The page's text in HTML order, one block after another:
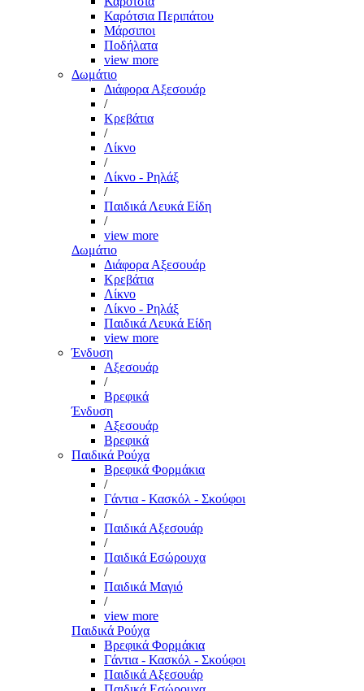
Καρότσια Περιπάτου
Μάρσιποι
Ποδήλατα
view more
Δωμάτιο
Διάφορα Αξεσουάρ
/
Κρεβάτια
/
Λίκνο
/
Λίκνο - Ρηλάξ
/
Παιδικά Λευκά Είδη
/
view more
Δωμάτιο
Διάφορα Αξεσουάρ
Κρεβάτια
Λίκνο
Λίκνο - Ρηλάξ
Παιδικά Λευκά Είδη
view more
Ένδυση
Αξεσουάρ
/
Βρεφικά
Ένδυση
Αξεσουάρ
Βρεφικά
Παιδικά Ρούχα
Βρεφικά Φορμάκια
/
Γάντια - Κασκόλ - Σκούφοι
/
Παιδικά Αξεσουάρ
/
Παιδικά Εσώρουχα
/
Παιδικά Μαγιό
/
view more
Παιδικά Ρούχα
Βρεφικά Φορμάκια
Γάντια - Κασκόλ - Σκούφοι
Παιδικά Αξεσουάρ